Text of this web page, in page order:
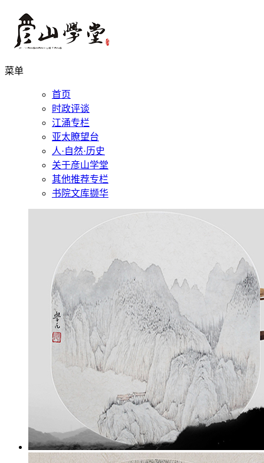
菜单
首页
时政评谈
江涌专栏
亚太瞭望台
人·自然·历史
关于彦山学堂
其他推荐专栏
书院文库撷华